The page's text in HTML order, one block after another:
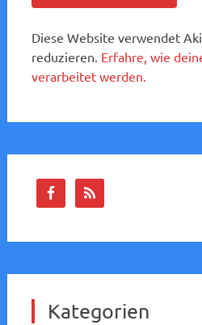
Diese Website verwendet
reduzieren. Erfahre, wie
verarbeitet werden.
Kategorien